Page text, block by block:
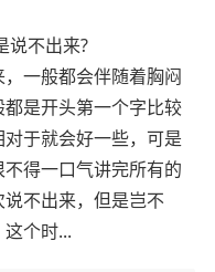
说不出来?
一般都会伴随着胸闷
是开头第一个字比较
于就会好一些，可是
得一口气讲完所有的
不出来，但是岂不
个时...